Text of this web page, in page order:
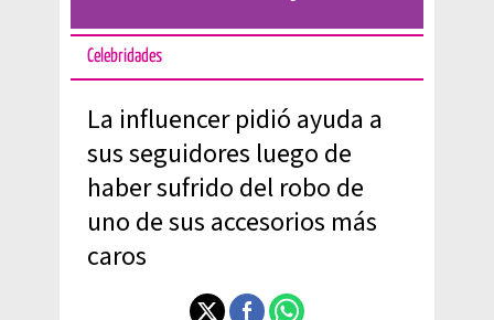
Celebridades
La influencer pidió ayuda a
sus seguidores luego de
haber sufrido del robo de
uno de sus accesorios más
caros